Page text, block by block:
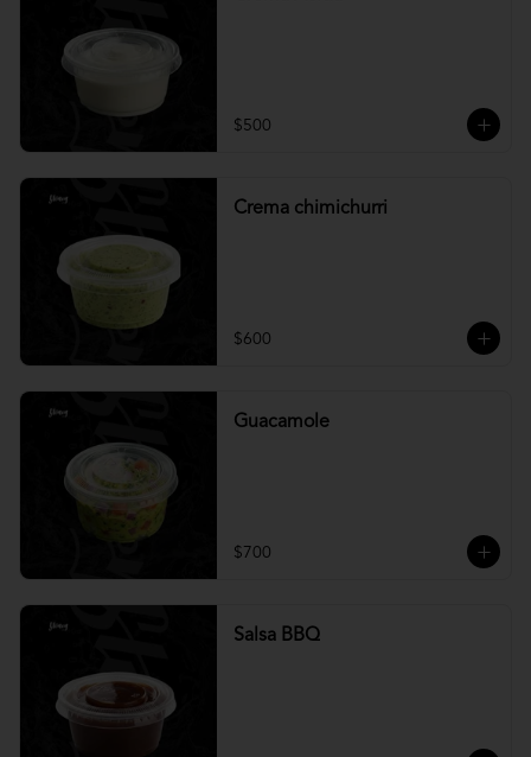
$500
Crema chimichurri
$600
Guacamole
$700
Salsa BBQ